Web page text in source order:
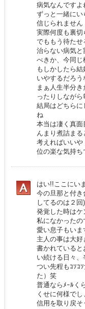
病気なんですよ
ずっと一緒に
信じられません
実際何度も裏
でももう待たせ
治らない病気と
べきか、今同じ
もしかしたら
いやするだろう
まぁ人生半分
ったりしなが
結局はどちらに
ね
本当は凄く真面
んまり煮詰ま
考えればいいや
位の楽な気持ち
はい!!ここにい
今の旦那と付
してるのは２回)
発覚した時はケ
私になかった
愛い息子もいま
主人の事は大
書かれている
い続ける日々、
つい先程もｺｿｺ
た）笑
普通ならﾒｰﾙく
くせに何様でし
信用を取り戻そ